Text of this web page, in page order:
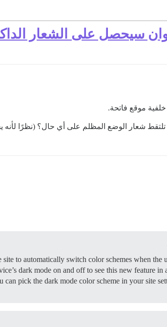
سيحصل على الشعار
موقع فاتحة.
شعار الوضع المظلم على أي حال؟ (نظرًا
to automatically switch color schemes when
dark mode on and off to see this new feature
can pick the dark mode color scheme in your site